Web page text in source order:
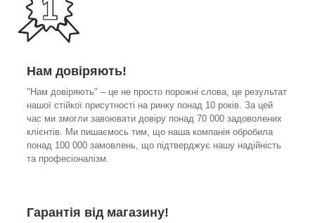
Нам довіряють!
"Нам довіряють" – це не просто порожні слова, це результат
нашої стійкої присутності на ринку понад 10 років. За цей
час ми змогли завоювати довіру понад 70 000 задоволених
клієнтів. Ми пишаємось тим, що наша компанія обробила
понад 100 000 замовлень, що підтверджує нашу надійність
та професіоналізм.
Гарантія від магазину!